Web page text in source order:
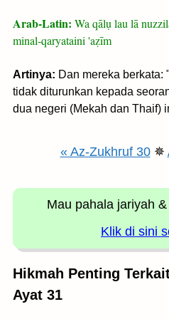
Arab-Latin: Wa qālụ lau lā
minal-qaryataini 'aẓīm
Artinya: Dan mereka berkata:
tidak diturunkan kepada
dua negeri (Mekah dan Thaif)
« Az-Zukhruf 30✵
Mau pahala jariyah
Klik di sini
Hikmah Penting
Ayat 31